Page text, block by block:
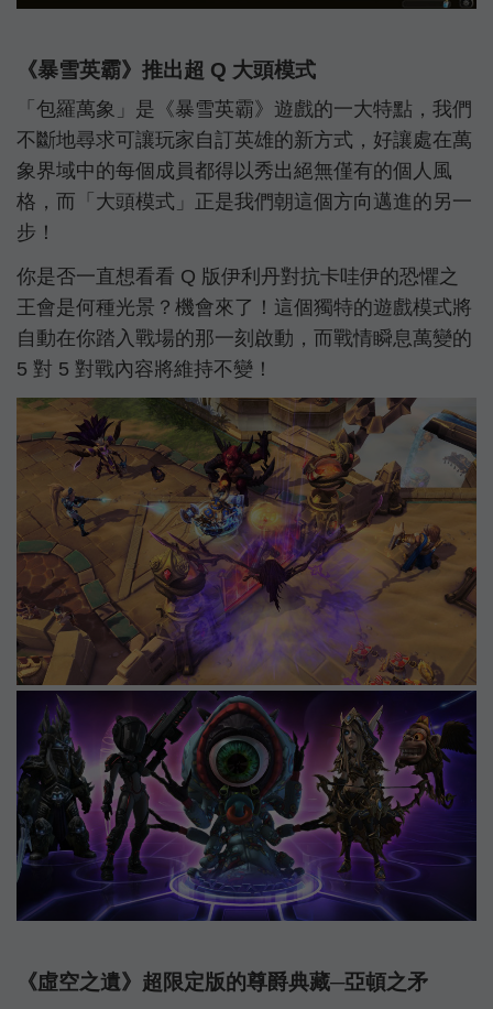
《暴雪英霸》推出超 Q 大頭模式
「包羅萬象」是《暴雪英霸》遊戲的一大特點，我們
不斷地尋求可讓玩家自訂英雄的新方式，好讓處在萬
象界域中的每個成員都得以秀出絕無僅有的個人風
格，而「大頭模式」正是我們朝這個方向邁進的另一
步！
你是否一直想看看 Q 版伊利丹對抗卡哇伊的恐懼之
王會是何種光景？機會來了！這個獨特的遊戲模式將
自動在你踏入戰場的那一刻啟動，而戰情瞬息萬變的
5 對 5 對戰內容將維持不變！
《虛空之遺》超限定版的尊爵典藏─亞頓之矛